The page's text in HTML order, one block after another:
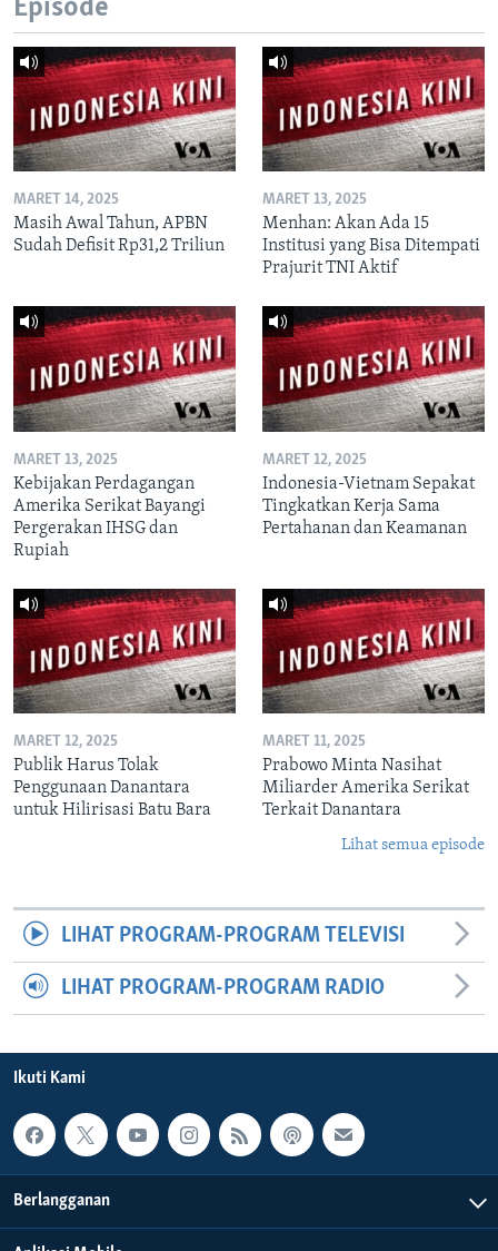
Episode
MARET 14, 2025
Masih Awal Tahun, APBN
Sudah Defisit Rp31,2 Triliun
MARET 13, 2025
Menhan: Akan Ada 15
Institusi yang Bisa Ditempati
Prajurit TNI Aktif
MARET 13, 2025
Kebijakan Perdagangan
Amerika Serikat Bayangi
Pergerakan IHSG dan
Rupiah
MARET 12, 2025
Indonesia-Vietnam Sepakat
Tingkatkan Kerja Sama
Pertahanan dan Keamanan
MARET 12, 2025
Publik Harus Tolak
Penggunaan Danantara
untuk Hilirisasi Batu Bara
MARET 11, 2025
Prabowo Minta Nasihat
Miliarder Amerika Serikat
Terkait Danantara
Lihat semua episode
LIHAT PROGRAM-PROGRAM TELEVISI
LIHAT PROGRAM-PROGRAM RADIO
Ikuti Kami
Berlangganan